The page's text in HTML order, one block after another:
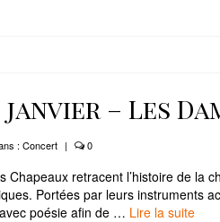
janvier – Les
: Concert | 0
Chapeaux retracent l’histoire de la
Portées par leurs instruments
poésie afin de … Lire la suite­­